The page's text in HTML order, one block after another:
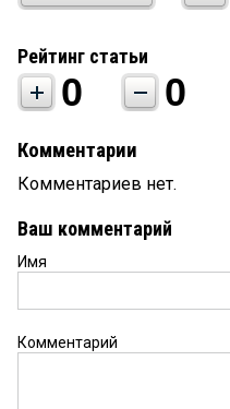
Рейтинг статьи
0 0
Комментарии
Комментариев нет.
Ваш комментарий
Имя
Комментарий